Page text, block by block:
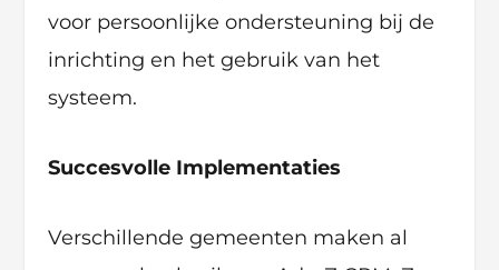
voor persoonlijke ondersteuning bij de
inrichting en het gebruik van het
systeem.
Succesvolle Implementaties
Verschillende gemeenten maken al